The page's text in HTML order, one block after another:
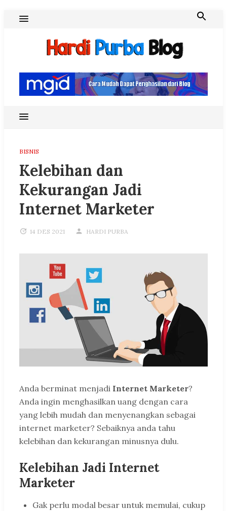
BISNIS
Kelebihan dan
Kekurangan Jadi
Internet Marketer
14 DES 2021 HARDI PURBA
Anda berminat menjadi Internet Marketer?
Anda ingin menghasilkan uang dengan cara
yang lebih mudah dan menyenangkan sebagai
internet marketer? Sebaiknya anda tahu
kelebihan dan kekurangan minusnya dulu.
Kelebihan Jadi Internet
Marketer
Gak perlu modal besar untuk memulai, cukup